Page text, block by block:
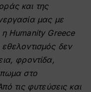
και της
μας με
Humanity Greece
δεν
φροντίδα,
στο
τις φυτεύσεις και